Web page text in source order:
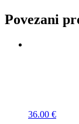
Povezani
36.00 €